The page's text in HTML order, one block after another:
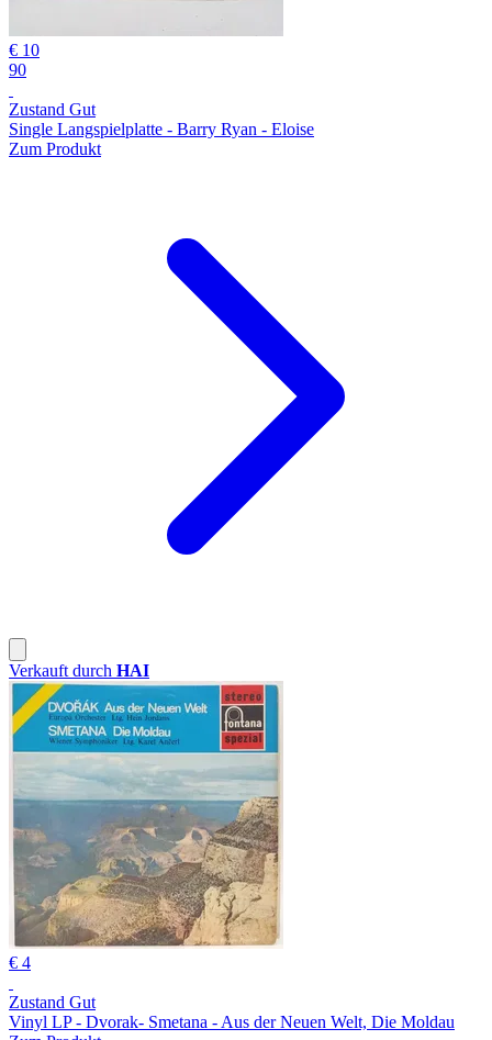
€ 10
90
Zustand Gut
Single Langspielplatte - Barry Ryan - Eloise
Zum Produkt
Verkauft durch HAI
€ 4
Zustand Gut
Vinyl LP - Dvorak- Smetana - Aus der Neuen Welt, Die Moldau